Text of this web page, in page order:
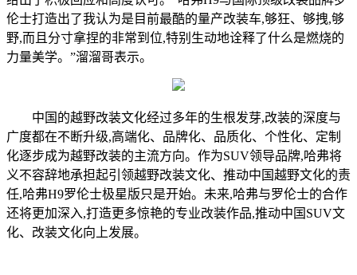
伦士打造出了我认为是目前最酷的量产改装车,够狂、够拽,够
野,而且分寸拿捏的非常到位,特别生动地诠释了什么是燃烧的
力量美学。”溜溜哥表示。
中国的越野改装文化经过多年的生根发芽,改装的深度与
广度都在不断升级,高端化、品牌化、品质化、个性化、定制
化逐步成为越野改装的主流方向。作为SUV领导品牌,哈弗将
义不容辞地承担起引领越野改装文化、推动中国越野文化的责
任,哈弗H9罗伦士极星版只是开始。未来,哈弗与罗伦士的合作
还将更加深入,打造更多惊艳的专业改装作品,推动中国SUV文
化、改装文化向上发展。